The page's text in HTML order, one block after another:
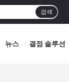
검색
뉴스 결점 솔루션